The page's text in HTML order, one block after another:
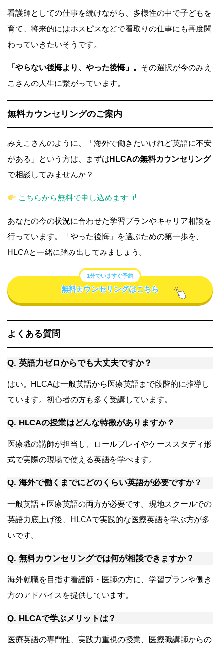
看護師としての仕事を続けながら、多様性の中で子どもを
育て、将来的にはホスピスなどで看取りの仕事にも再度関
わっていきたいそうです。
「やらない後悔より、やった後悔」。 その選択が今のみえ
こさんの人生に繋がっています。
無料カウンセリングのご案内
みえこさんのように、「海外で働きたいけれど英語に不安
がある」という方は、まずは HLCAの無料カウンセリング
で相談してみませんか？
こちらから無料で申し込めます
あなたの今の状況に合わせた学習プランやキャリア相談を
行っています。「やった後悔」を選ぶための第一歩を、
HLCAと一緒に踏み出してみましょう。
1分でいますぐ予約
無料カウンセリングはこちら
よくある質問
Q. 英語力ゼロからでも大丈夫ですか？
はい。HLCAは一般英語から医療英語まで段階的に指導し
ています。初心者の方も多く受講しています。
Q. HLCAの授業はどんな特徴がありますか？
医療職の講師が担当し、ロールプレイやケーススタディ形
式で実際の現場で使える英語を学べます。
Q. 海外で働くまでにどのくらい英語が必要ですか？
一般英語＋医療英語の両方が必要です。現地スクールでの
英語力底上げ後、HLCAで実践的な医療英語を学ぶ方が多
いです。
Q. 無料カウンセリングでは何が相談できますか？
海外就職を目指す看護師・医師の方に、学習プランや働き
方のアドバイスを提供しています。
Q. HLCAで学ぶメリットは？
医療英語の専門性、実践力重視の授業、医療職講師からの